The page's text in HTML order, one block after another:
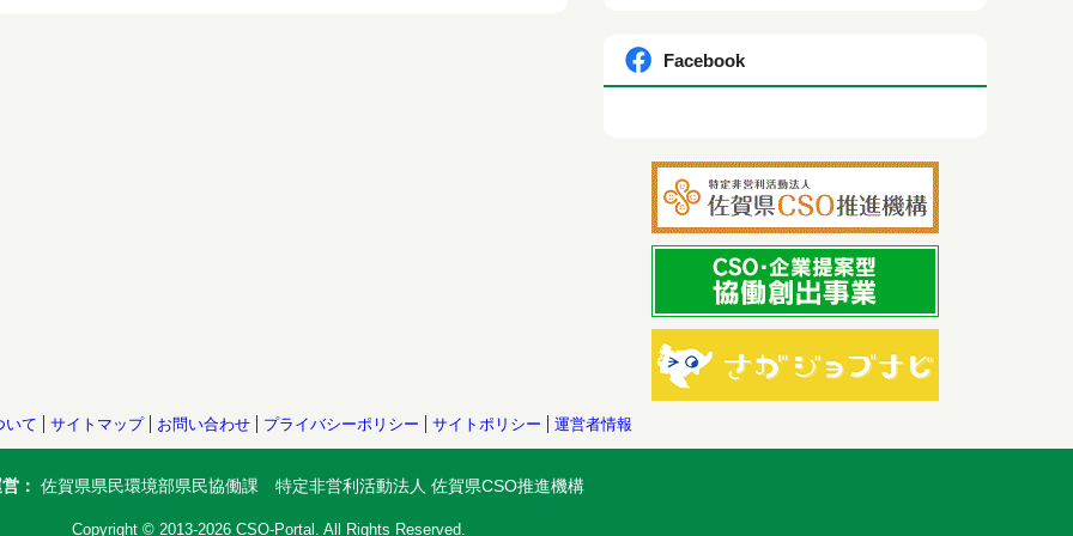
Facebook
いて サイトマップ お問い合わせ プライバシーポリシー サイトポリシー 運営者情報
： 佐賀県県民環境部県民協働課 特定非営利活動法人 佐賀県CSO推進機構
Copyright © 2013-2026 CSO-Portal. All Rights Reserved.